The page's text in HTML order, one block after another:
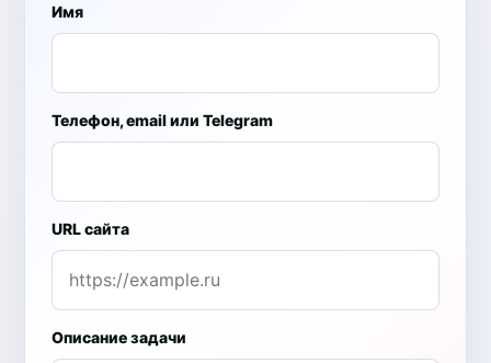
Имя
Телефон, email или Telegram
URL сайта
Описание задачи